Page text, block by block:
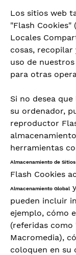
Los sitios web
"Flash
Locales
cosas,
uso de
para otras
Si no desea
su ordenador,
reproductor
herramientas
Almacenamiento de
Flash Cookies
Almacenamiento Global
pueden incluir
ejemplo, cómo
(referidas
Macromedia),
coloquen en su